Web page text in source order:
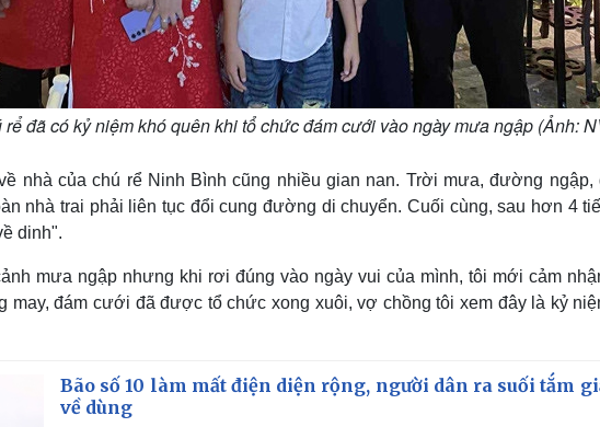
rể đã có kỷ niệm khó quên khi tổ chức đám cưới vào ngày mưa ngập (Ảnh:
nhà của chú rể Ninh Bình cũng nhiều gian nan. Trời mưa, đường ngập,
nhà trai phải liên tục đổi cung đường di chuyển. Cuối cùng, sau hơn 4
dinh".
mưa ngập nhưng khi rơi đúng vào ngày vui của mình, tôi mới cảm
may, đám cưới đã được tổ chức xong xuôi, vợ chồng tôi xem đây là kỷ
Bão số 10 làm mất điện diện rộng, người dân ra suối tắm
về dùng